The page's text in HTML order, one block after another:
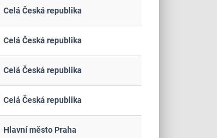
Celá Česká republika
Celá Česká republika
Celá Česká republika
Celá Česká republika
Hlavní město Praha